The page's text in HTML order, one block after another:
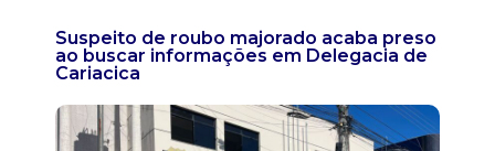
Suspeito de roubo majorado acaba preso
ao buscar informações em Delegacia de
Cariacica